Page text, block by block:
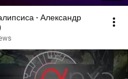
- Александр